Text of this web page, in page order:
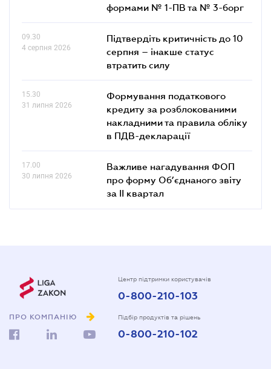
формами № 1-ПВ та № 3-борг
09.30
4 серпня 2026
Підтвердіть критичність до 10
серпня – інакше статус
втратить силу
15.30
31 липня 2026
Формування податкового
кредиту за розблокованими
накладними та правила обліку
в ПДВ-декларації
17.00
30 липня 2026
Важливе нагадування ФОП
про форму Об’єднаного звіту
за ІІ квартал
ПРО КОМПАНІЮ
Центр підтримки користувачів
0-800-210-103
Підбір продуктів та рішень
0-800-210-102